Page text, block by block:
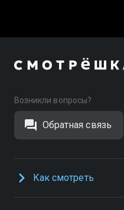
Возникли вопросы?
Обратная связь
Как смотреть